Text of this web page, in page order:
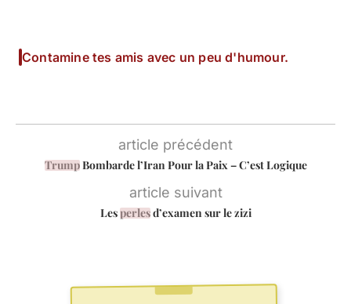
Contamine tes amis avec un peu d'humour.
article précédent
TrumpBombarde l’Iran Pour la Paix – C’est Logique
article suivant
Lesperlesd’examen sur le zizi